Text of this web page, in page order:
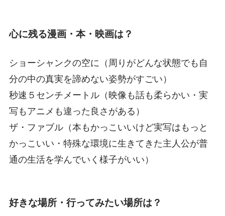
心に残る漫画・本・映画は？
ショーシャンクの空に（周りがどんな状態でも自
分の中の真実を諦めない姿勢がすごい）
秒速５センチメートル（映像も話も柔らかい・実
写もアニメも違った良さがある）
ザ・ファブル（本もかっこいいけど実写はもっと
かっこいい・特殊な環境に生きてきた主人公が普
通の生活を学んでいく様子がいい）
好きな場所・行ってみたい場所は？